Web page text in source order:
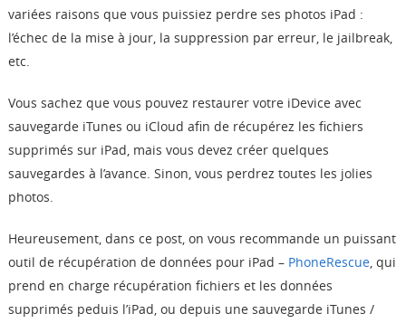
Langue
variées raisons que vous puissiez perdre ses photos iPad :
l’échec de la mise à jour, la suppression par erreur, le jailbreak,
etc.
Vous sachez que vous pouvez restaurer votre iDevice avec
sauvegarde iTunes ou iCloud afin de récupérez les fichiers
supprimés sur iPad, mais vous devez créer quelques
sauvegardes à l’avance. Sinon, vous perdrez toutes les jolies
photos.
Heureusement, dans ce post, on vous recommande un puissant
outil de récupération de données pour iPad – PhoneRescue, qui
prend en charge récupération fichiers et les données
supprimés peduis l’iPad, ou depuis une sauvegarde iTunes /